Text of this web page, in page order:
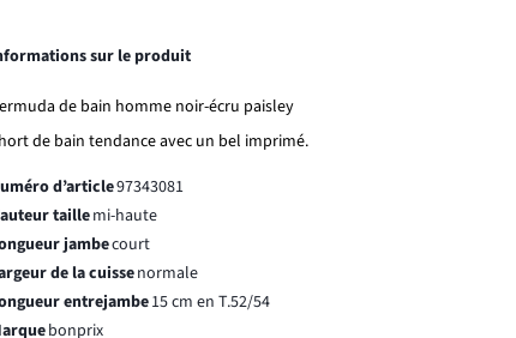
sur le produit
de bain homme noir-écru paisley
de bain tendance avec un bel imprimé.
d’article97343081
taillemi-haute
jambecourt
de la cuissenormale
entrejambe15 cm en T.52/54
bonprix